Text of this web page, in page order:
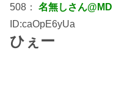
508： 名無しさん@MD
ID:caOpE6yUa
ひぇー